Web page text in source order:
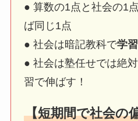
● 算数の1点と社会の1
ば同じ1点
● 社会は暗記教科で学
● 社会は塾任せでは絶
習で伸ばす！
【短期間で社会の